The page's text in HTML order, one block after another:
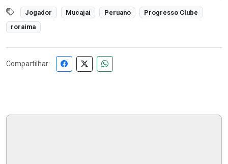
Jogador Mucajaí Peruano
Progresso Clube
roraima
Compartilhar: